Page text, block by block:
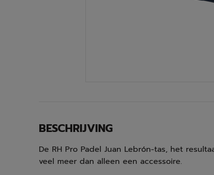
BESCHRIJVING
De RH Pro Padel Juan Lebrón-tas, het
veel meer dan alleen een accessoire.